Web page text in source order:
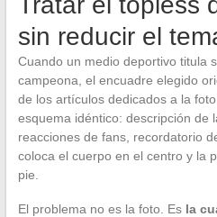
sin reducir el
Cuando un medio deportivo titula
campeona, el encuadre elegido
de los artículos dedicados a la
esquema idéntico: descripción de
reacciones de fans, recordatorio
coloca el cuerpo en el centro y la
pie.
El problema no es la foto. Es la